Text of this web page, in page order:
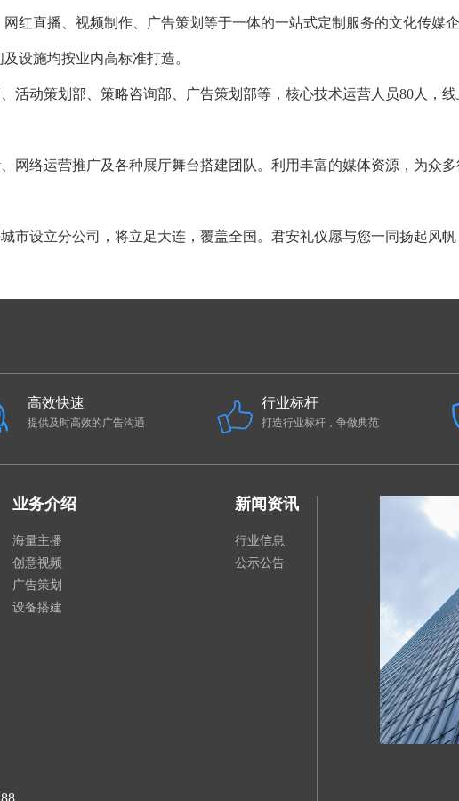
红直播、视频制作、广告策划等于一体的一站式定制服务的文化传媒
设施均按业内高标准打造。
动策划部、策略咨询部、广告策划部等，核心技术运营人员80人，
络运营推广及各种展厅舞台搭建团队。利用丰富的媒体资源，为众
设立分公司，将立足大连，覆盖全国。君安礼仪愿与您一同扬起风帆
高效快速
提供及时高效的广告沟通
行业标杆
打造行业标杆，争做典范
业务介绍
海量主播
创意视频
广告策划
设备搭建
新闻资讯
行业信息
公示公告